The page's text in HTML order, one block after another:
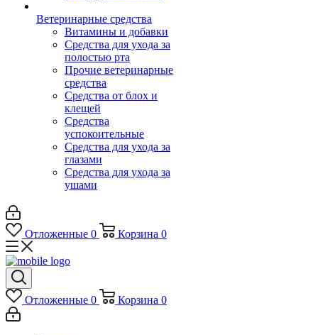
Ветеринарные средства
Витамины и добавки
Средства для ухода за
полостью рта
Прочие ветеринарные
средства
Средства от блох и
клещей
Средства
успокоительные
Средства для ухода за
глазами
Средства для ухода за
ушами
Отложенные 0 Корзина 0
Отложенные 0 Корзина 0